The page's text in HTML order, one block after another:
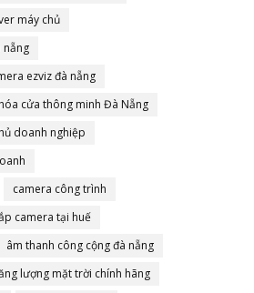
máy chủ
nẵng
ezviz đà nẵng
cửa thông minh Đà Nẵng
doanh nghiệp
camera công trình
camera tại huế
âm thanh công cộng đà nẵng
lượng mặt trời chính hãng